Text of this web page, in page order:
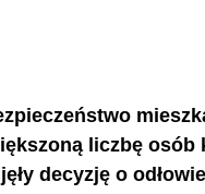
liczbę osób
decyzję o